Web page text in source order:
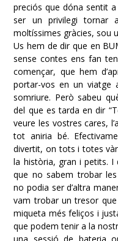
preciós que dóna sentit
ser un privilegi tornar
moltíssimes gràcies, sou
Us hem de dir que en
sense contes ens fan
començar, que hem
portar-vos en un viatge
somriure. Però sabeu
del que es tarda en dir
veure les vostres cares,
tot aniria bé.
divertit, on tots i totes
la història, gran i petits.
que no sabem trobar
no podia ser d’altra
vam trobar un tresor
miqueta més feliços i
que podem tenir a la